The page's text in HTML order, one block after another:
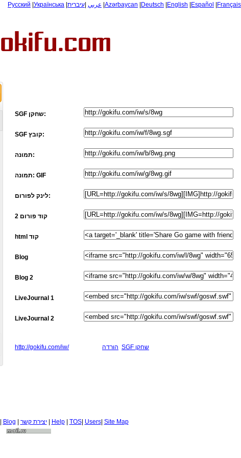
Русский Українська عربي עיברית Azərbaycan Deutsch English Español Français
SGF שחקן:
SGF קובץ:
תמונה:
תמונה: GIF
לינק לפורום:
קוד פורום 2
html קוד
Blog
Blog 2
LiveJournal 1
LiveJournal 2
http://gokifu.com/iw/ הורדה SGF שחקן
Blog יצירת קשר| Help| TOS| Users| Site Map